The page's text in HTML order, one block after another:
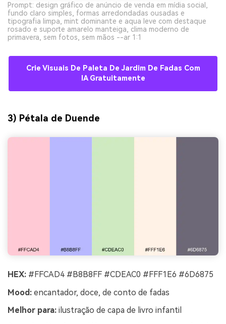
Prompt: design gráfico de anúncio de venda em mídia social,
fundo claro simples, formas arredondadas ousadas e
tipografia limpa, mint dominante e aqua leve com destaque
rosado e suporte amarelo manteiga, clima moderno de
primavera, sem fotos, sem mãos --ar 1:1
Crie Visuais De Paleta De Jardim De Fadas Com
IA Gratuitamente
3) Pétala de Duende
HEX: #FFCAD4 #B8B8FF #CDEAC0 #FFF1E6 #6D6875
Mood: encantador, doce, de conto de fadas
Melhor para: ilustração de capa de livro infantil